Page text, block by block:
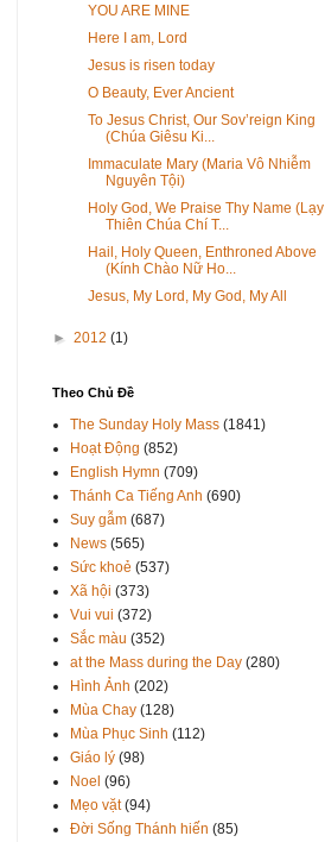
YOU ARE MINE
Here I am, Lord
Jesus is risen today
O Beauty, Ever Ancient
To Jesus Christ, Our Sov’reign King
(Chúa Giêsu Ki...
Immaculate Mary (Maria Vô Nhiễm
Nguyên Tội)
Holy God, We Praise Thy Name (Lạy
Thiên Chúa Chí T...
Hail, Holy Queen, Enthroned Above
(Kính Chào Nữ Ho...
Jesus, My Lord, My God, My All
► 2012 (1)
Theo Chủ Đề
The Sunday Holy Mass (1841)
Hoạt Động (852)
English Hymn (709)
Thánh Ca Tiếng Anh (690)
Suy gẫm (687)
News (565)
Sức khoẻ (537)
Xã hội (373)
Vui vui (372)
Sắc màu (352)
at the Mass during the Day (280)
Hình Ảnh (202)
Mùa Chay (128)
Mùa Phục Sinh (112)
Giáo lý (98)
Noel (96)
Mẹo vặt (94)
Đời Sống Thánh hiến (85)